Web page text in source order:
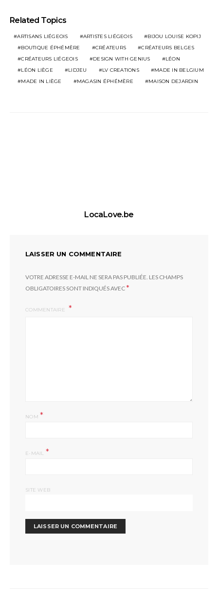
Related Topics
ARTISANS LIÉGEOIS ARTISTES LIÉGEOIS
BIJOU LOUISE KOPIJ
BOUTIQUE ÉPHÉMÈRE
CRÉATEURS
CRÉATEURS BELGES
CRÉATEURS LIÉGEOIS
DESIGN WITH GENIUS
LÉON
LÉON LIÈGE
LIDJEU LV CREATIONS
MADE IN BELGIUM
MADE IN LIÈGE
MAGASIN ÉPHÉMÈRE MAISON DEJARDIN
LocaLove.be
LAISSER UN COMMENTAIRE
VOTRE ADRESSE E-MAIL NE SERA PAS PUBLIÉE. LES CHAMPS
OBLIGATOIRES SONT INDIQUÉS AVEC*
COMMENTAIRE
NOM *
E-MAIL *
SITE WEB